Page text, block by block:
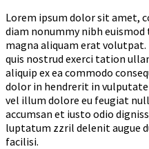
Lorem ipsum dolor sit amet,
diam nonummy nibh
magna aliquam erat
quis nostrud exerci tation
aliquip ex ea commodo
dolor in hendrerit in
vel illum dolore eu feugiat
accumsan et iusto odio
luptatum zzril delenit augue
facilisi.